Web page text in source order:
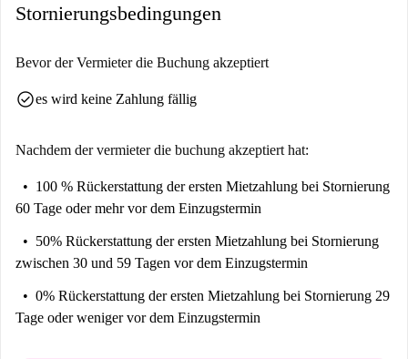
Stornierungsbedingungen
Bevor der Vermieter die Buchung akzeptiert
check_circlees wird keine Zahlung fällig
Nachdem der vermieter die buchung akzeptiert hat:
100 % Rückerstattung der ersten Mietzahlung bei Stornierung
60 Tage oder mehr vor dem Einzugstermin
50% Rückerstattung der ersten Mietzahlung bei Stornierung
zwischen 30 und 59 Tagen vor dem Einzugstermin
0% Rückerstattung der ersten Mietzahlung bei Stornierung 29
Tage oder weniger vor dem Einzugstermin